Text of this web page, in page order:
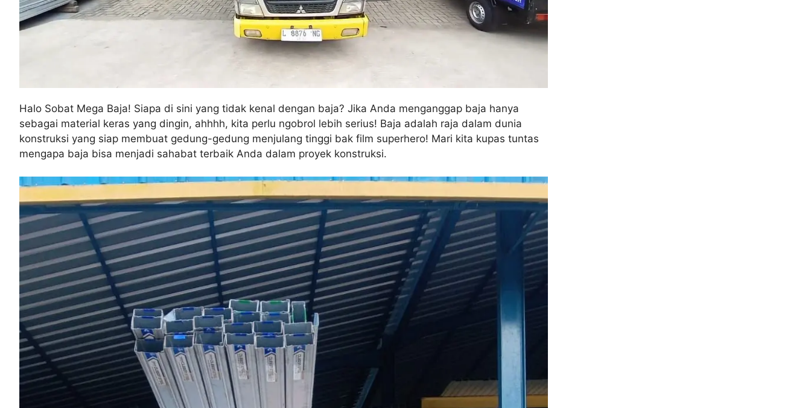
Halo Sobat Mega Baja! Siapa di sini yang tidak kenal dengan baja? Jika Anda menganggap baja hanya
sebagai material keras yang dingin, ahhhh, kita perlu ngobrol lebih serius! Baja adalah raja dalam dunia
konstruksi yang siap membuat gedung-gedung menjulang tinggi bak film superhero! Mari kita kupas tuntas
mengapa baja bisa menjadi sahabat terbaik Anda dalam proyek konstruksi.